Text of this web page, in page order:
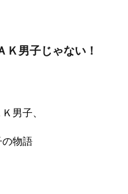
Ｋ男子じゃない！
男子、
物語